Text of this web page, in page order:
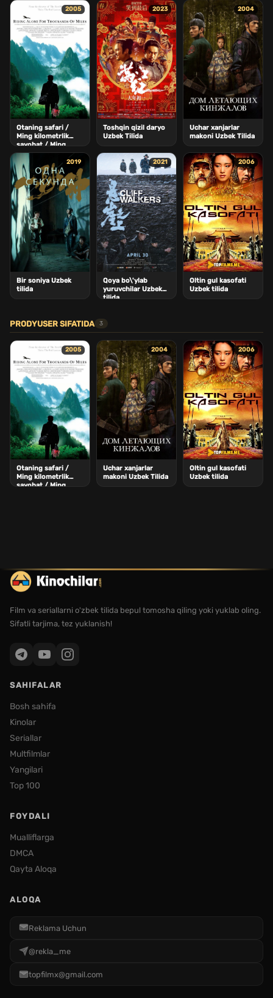
2005
Otaning safari /
Ming kilometrlik
sayohat / Ming
millik yo\'l Uzbek
Tilida
2023
Toshqin qizil daryo
Uzbek Tilida
2004
Uchar xanjarlar
makoni Uzbek Tilida
2019
Bir soniya Uzbek
tilida
2021
Qoya bo\'ylab
yuruvchilar Uzbek
tilida
2006
Oltin gul kasofati
Uzbek tilida
PRODYUSER SIFATIDA 3
2005
Otaning safari /
Ming kilometrlik
sayohat / Ming
2004
Uchar xanjarlar
makoni Uzbek Tilida
2006
Oltin gul kasofati
Uzbek tilida
Film va seriallarni o'zbek tilida bepul tomosha qiling yoki yuklab oling.
Sifatli tarjima, tez yuklanish!
SAHIFALAR
Bosh sahifa
Kinolar
Seriallar
Multfilmlar
Yangilari
Top 100
FOYDALI
Mualliflarga
DMCA
Qayta Aloqa
ALOQA
Reklama Uchun
@rekla_me
topfilmx@gmail.com